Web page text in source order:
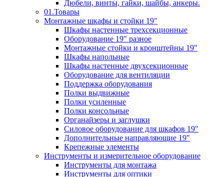
Дюбели, винты, гайки, шайбы, анкеры.
01.Товары
Монтажные шкафы и стойки 19"
Шкафы настенные трехсекционные
Оборудование 19" разное
Монтажные стойки и кронштейны 19"
Шкафы напольные
Шкафы настенные двухсекционные
Оборудование для вентиляции
Поддержка оборудования
Полки выдвижные
Полки усиленные
Полки консольные
Органайзеры и заглушки
Силовое оборудование для шкафов 19"
Дополнительные направляющие 19"
Крепежные элементы
Инструменты и измерительное оборудование
Инструменты для монтажа
Инструменты для оптики